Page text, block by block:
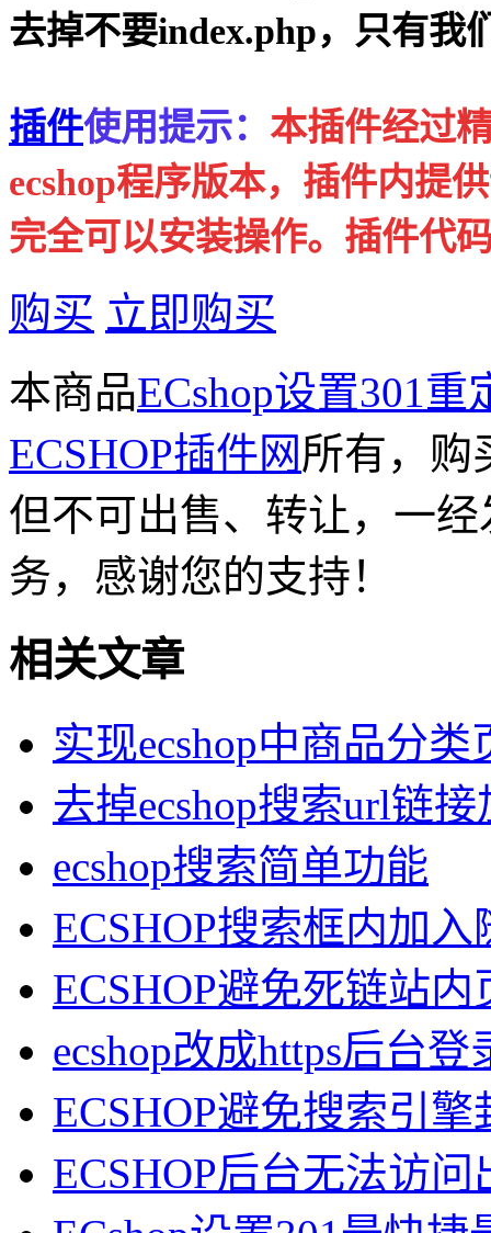
去掉不要index.php，只有我
插件使用提示： 本插件经过
ecshop程序版本，插件内提
完全可以安装操作。插件代
购买 立即购买
本商品ECshop设置301
ECSHOP插件网所有，购
但不可出售、转让，一经
务，感谢您的支持！
相关文章
实现ecshop中商品分
去掉ecshop搜索url链
ecshop搜索简单功能
ECSHOP搜索框内加
ECSHOP避免死链站内
ecshop改成https后台登
ECSHOP避免搜索引擎
ECSHOP后台无法访